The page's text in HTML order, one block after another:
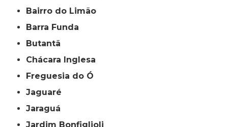
Bairro do Limão
Barra Funda
Butantã
Chácara Inglesa
Freguesia do Ó
Jaguaré
Jaraguá
Jardim Bonfiglioli